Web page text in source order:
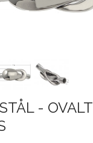
- OVALT